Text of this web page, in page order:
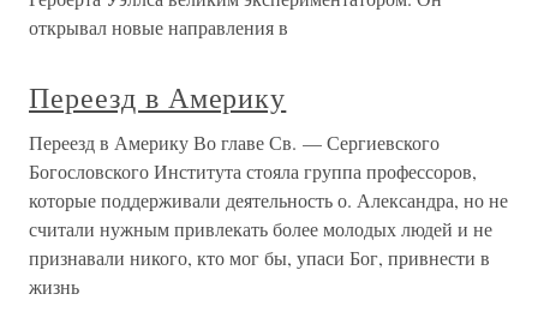
открывал новые направления в
Переезд в Америку
Переезд в Америку Во главе Св. — Сергиевского
Богословского Института стояла группа профессоров,
которые поддерживали деятельность о. Александра, но не
считали нужным привлекать более молодых людей и не
признавали никого, кто мог бы, упаси Бог, привнести в
жизнь